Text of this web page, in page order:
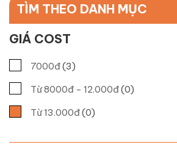
TÌM THEO DANH MỤC
GIÁ COST
7000đ(3)
Từ 8000đ - 12.000đ(0)
Từ 13.000đ(0)